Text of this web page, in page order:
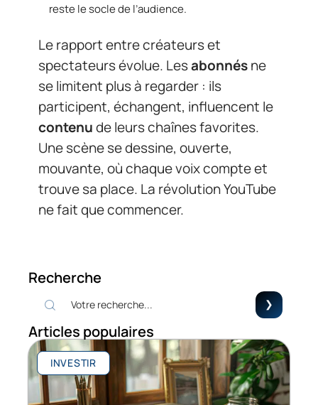
reste le socle de l’audience.
Le rapport entre créateurs et
spectateurs évolue. Lesabonnésne
se limitent plus à regarder : ils
participent, échangent, influencent le
contenude leurs chaînes favorites.
Une scène se dessine, ouverte,
mouvante, où chaque voix compte et
trouve sa place. La révolution YouTube
ne fait que commencer.
Recherche
Articles populaires
INVESTIR